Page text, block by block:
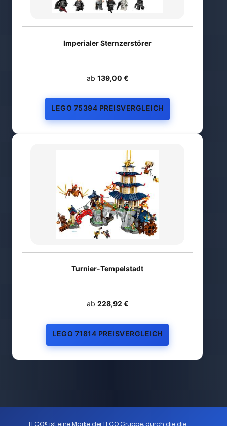
Imperialer Sternzerstörer
ab 139,00 €
LEGO 75394 PREISVERGLEICH
Turnier-Tempelstadt
ab 228,92 €
LEGO 71814 PREISVERGLEICH
LEGO® ist eine Marke der LEGO Gruppe, durch die die